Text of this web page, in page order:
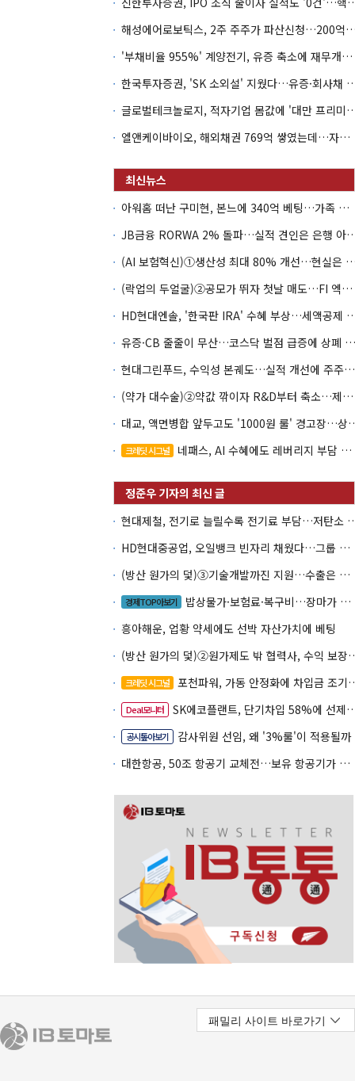
해성에어로보틱스, 2주 주주가 파산
'부채비율 955%' 계양전기, 유증 축소에 재무개선 효과 '뚝'
한국투자증권, 'SK 소외설' 지웠
글로벌테크놀로지, 적자기업 몸값
엘앤케이바이오, 해외채권 769억 쌓였는데…자회사 4곳 자본잠식
아워홈 떠난 구미현, 본느에 340억 베팅…가족 지배체제 구축
JB금융 RORWA 2% 돌파…실
(AI 보험혁신)①생산성 최대 80%
(락업의 두얼굴)②공모가 뛰자 첫날 매도…FI 엑시트 전략 갈렸다
HD현대엔솔, '한국판 IRA' 수혜
유증·CB 줄줄이 무산…코스닥 벌점 급증에 상폐 압박
현대그린푸드, 수익성 본궤도…실적 개선에 주주환원까지
(약가 대수술)②약값 깎이자 R&D부터 축소…제약업계 비상경영 돌입
대교, 액면병합 앞두고
크레딧 시그널 네패스, AI 수혜에도 레버리지 부담 여전
현대제철, 전기로 늘릴수록
HD현대중공업, 오일뱅크 빈자리 채웠다…그룹 배당 핵심축 부상
(방산 원가의 덫)③기술개발까진 지원…수출은 각자도생
경제TOP아보기
밥상물가·보험료·복구비…장마가 내미는 청구서
흥아해운, 업황 약세에도 선박 자산가치에 베팅
(방산 원가의 덫)②원가제
크레딧 시그널 포천파워, 가동 안정화에 차입금 조기상환 속도
Deal모니터 SK에코플랜트, 단기차입 58%에 선제 차환 카드
공시톺아보기
감사위원 선임, 왜 '3%룰'이 적용될까
대한항공, 50조 항공기 교체전…보유 항공기가 조달 카드